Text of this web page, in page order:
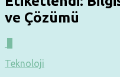
ve Çözümü
Teknoloji